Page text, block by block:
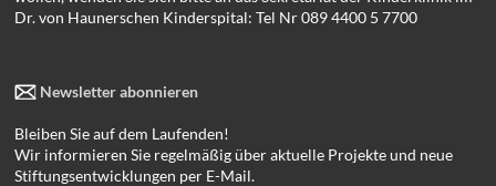
Dr. von Haunerschen Kinderspital: Tel Nr 089 4400 5 7700
Newsletter abonnieren
Bleiben Sie auf dem Laufenden!
Wir informieren Sie regelmäßig über aktuelle Projekte und neue
Stiftungsentwicklungen per E-Mail.